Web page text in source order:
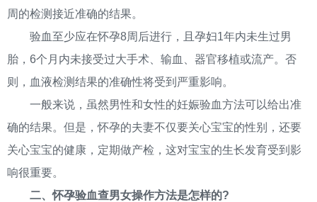
周的检测接近准确的结果。
验血至少应在怀孕8周后进行，且孕妇1年内未生过男
胎，6个月内未接受过大手术、输血、器官移植或流产。否
则，血液检测结果的准确性将受到严重影响。
一般来说，虽然男性和女性的妊娠验血方法可以给出准
确的结果。但是，怀孕的夫妻不仅要关心宝宝的性别，还要
关心宝宝的健康，定期做产检，这对宝宝的生长发育受到影
响很重要。
二、怀孕验血查男女操作方法是怎样的?